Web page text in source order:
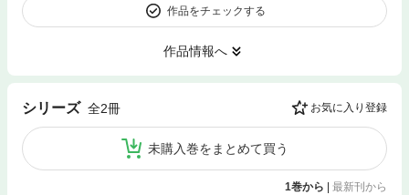
作品をチェックする
作品情報へ
シリーズ 全2冊 お気に入り登録
未購入巻をまとめて買う
1巻から 最新刊から